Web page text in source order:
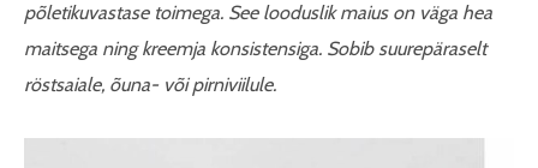
põletikuvastase toimega. See looduslik maius on väga hea
maitsega ning kreemja konsistensiga. Sobib suurepäraselt
röstsaiale, õuna- või pirniviilule.